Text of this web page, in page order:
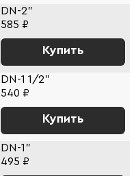
DN-2"
585 ₽
Купить
DN-1 1/2"
540 ₽
Купить
DN-1"
495 ₽